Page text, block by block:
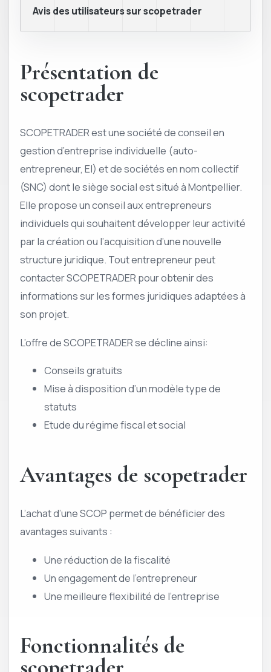
Avis des utilisateurs sur scopetrader
Présentation de
scopetrader
SCOPETRADER est une société de conseil en
gestion d’entreprise individuelle (auto-
entrepreneur, EI) et de sociétés en nom collectif
(SNC) dont le siège social est situé à Montpellier.
Elle propose un conseil aux entrepreneurs
individuels qui souhaitent développer leur activité
par la création ou l’acquisition d’une nouvelle
structure juridique. Tout entrepreneur peut
contacter SCOPETRADER pour obtenir des
informations sur les formes juridiques adaptées à
son projet.
L’offre de SCOPETRADER se décline ainsi:
Conseils gratuits
Mise à disposition d’un modèle type de
statuts
Etude du régime fiscal et social
Avantages de scopetrader
L’achat d’une SCOP permet de bénéficier des
avantages suivants :
Une réduction de la fiscalité
Un engagement de l’entrepreneur
Une meilleure flexibilité de l’entreprise
Fonctionnalités de